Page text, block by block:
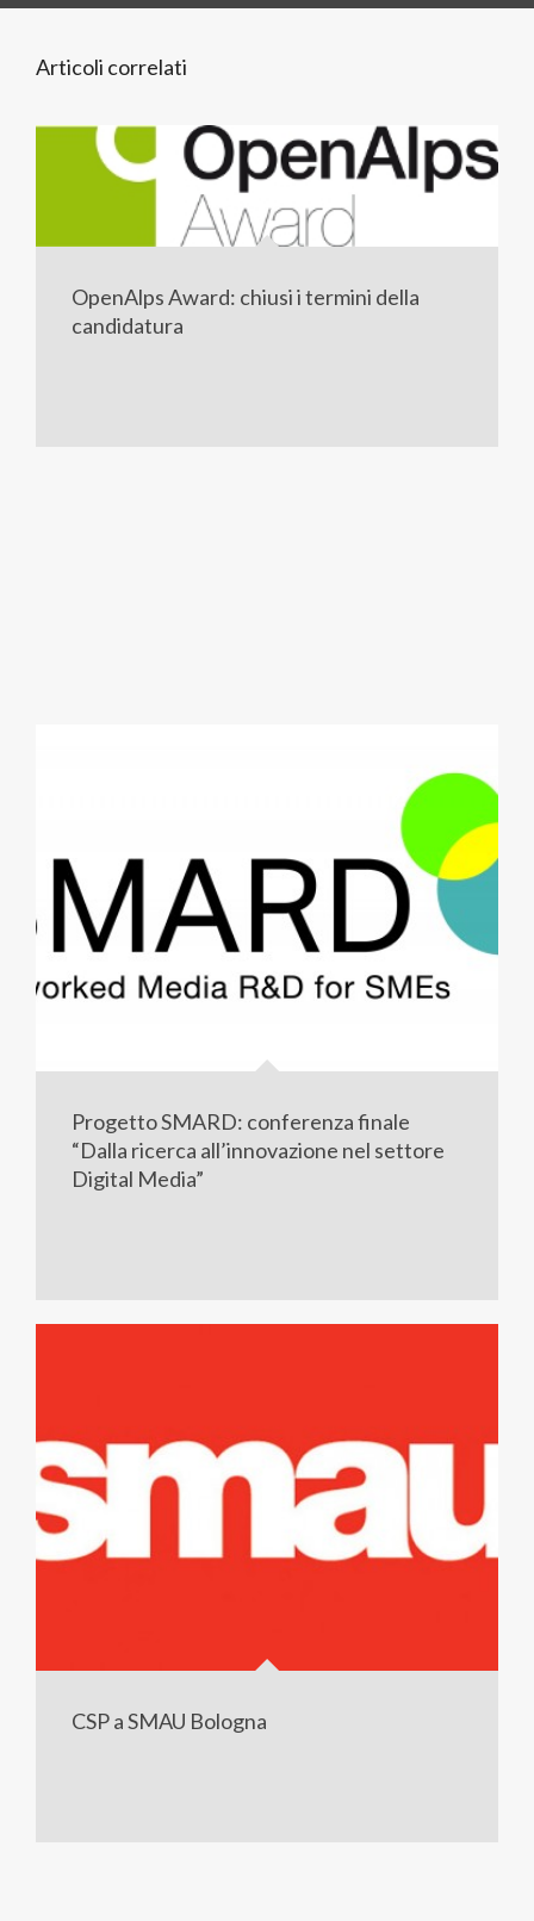
Articoli correlati
OpenAlps Award: chiusi i termini della
candidatura
Progetto SMARD: conferenza finale
“Dalla ricerca all’innovazione nel settore
Digital Media”
CSP a SMAU Bologna